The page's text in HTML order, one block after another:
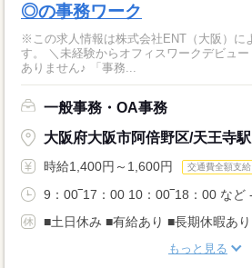
◎の事務ワーク
※この求人情報は株式会社ENT（大阪）に
す。 ＼未経験からオフィスワークデビュ
ありません♪ 「事務...
一般事務・OA事務
大阪府大阪市阿倍野区/天王寺駅
時給1,400円～1,600円 交通費全額支給
9：00‾17：00 10：00‾18：00 など
■土日休み ■有給あり ■長期休暇あり
もっと見る